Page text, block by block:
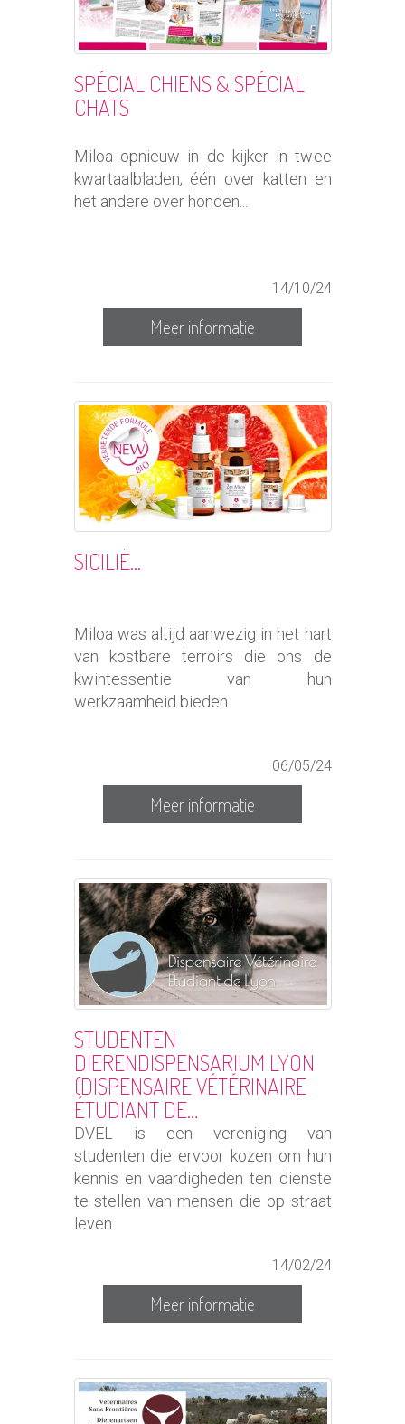
SPÉCIAL CHIENS & SPÉCIAL
CHATS
Miloa opnieuw in de kijker in twee
kwartaalbladen, één over katten en
het andere over honden...
14/10/24
Meer informatie
SICILIË...
Miloa was altijd aanwezig in het hart
van kostbare terroirs die ons de
kwintessentie van hun
werkzaamheid bieden.
06/05/24
Meer informatie
STUDENTEN
DIERENDISPENSARIUM LYON
(DISPENSAIRE VÉTÉRINAIRE
ÉTUDIANT DE…
DVEL is een vereniging van
studenten die ervoor kozen om hun
kennis en vaardigheden ten dienste
te stellen van mensen die op straat
leven.
14/02/24
Meer informatie